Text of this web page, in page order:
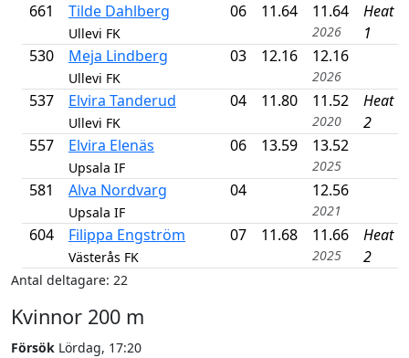
661
Tilde Dahlberg
Ullevi FK
06 11.64 11.64
2026
Heat
1
530
Meja Lindberg
Ullevi FK
03 12.16 12.16
2026
537 Elvira Tanderud
Ullevi FK
04 11.80 11.52
2020
Heat
2
557
Elvira Elenäs
Upsala IF
06 13.59 13.52
2025
581 Alva Nordvarg
Upsala IF
04 12.56
2021
604 Filippa Engström
Västerås FK
07 11.68 11.66
2025
Heat
2
Antal deltagare: 22
Kvinnor 200 m
Försök Lördag, 17:20